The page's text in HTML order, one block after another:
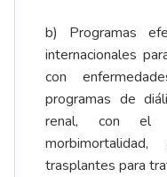
b) Programas
internacionales
con
programas de
renal, con el
trasplantes para